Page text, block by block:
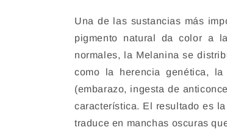
Una de las sustancias más
pigmento natural da color a
normales, la Melanina se
como la herencia genética,
(embarazo, ingesta de
característica. El resultado es
traduce en manchas oscuras